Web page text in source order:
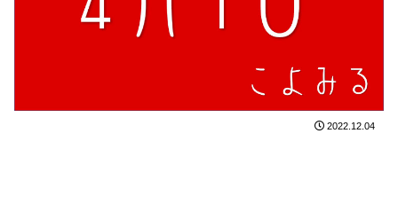
2022.12.04